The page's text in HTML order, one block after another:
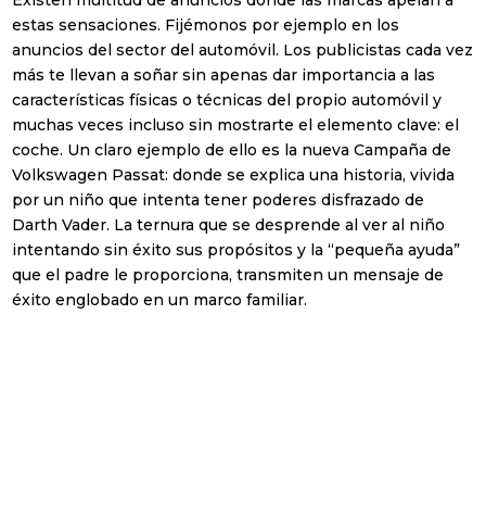
estas sensaciones. Fijémonos por ejemplo en los
anuncios del sector del automóvil. Los publicistas cada vez
más te llevan a soñar sin apenas dar importancia a las
características físicas o técnicas del propio automóvil y
muchas veces incluso sin mostrarte el elemento clave: el
coche. Un claro ejemplo de ello es la nueva Campaña de
Volkswagen Passat: donde se explica una historia, vivida
por un niño que intenta tener poderes disfrazado de
Darth Vader. La ternura que se desprende al ver al niño
intentando sin éxito sus propósitos y la “pequeña ayuda”
que el padre le proporciona, transmiten un mensaje de
éxito englobado en un marco familiar.
Suscríbete a nuestra
Newsletter mensual
Con elresumen mensualde las
noticias más relevantes del sector